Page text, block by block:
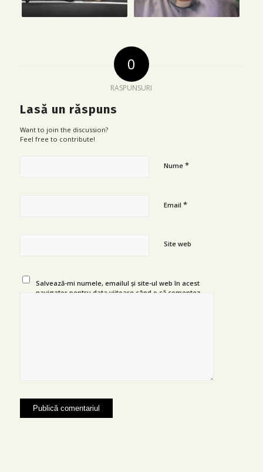
0
RASPUNSURI
Lasă un răspuns
Want to join the discussion?
Feel free to contribute!
Nume *
Email *
Site web
Salvează-mi numele, emailul și site-ul web în acest
navigator pentru data viitoare când o să comentez.